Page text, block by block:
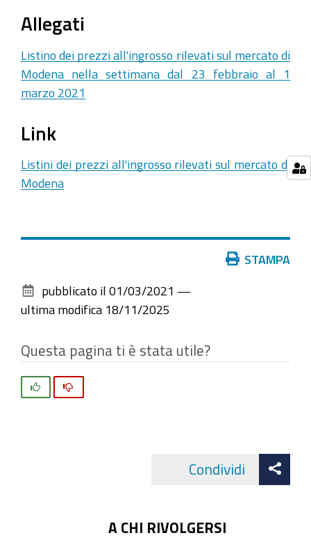
Allegati
Listino dei prezzi all'ingrosso rilevati sul mercato di
Modena nella settimana dal 23 febbraio al 1
marzo 2021
Link
Listini dei prezzi all'ingrosso rilevati sul mercato di
Modena
documento
STAMPA
pubblicato il 01/03/2021 —
ultima modifica 18/11/2025
Questa pagina ti è stata utile?
Condividi
A CHI RIVOLGERSI